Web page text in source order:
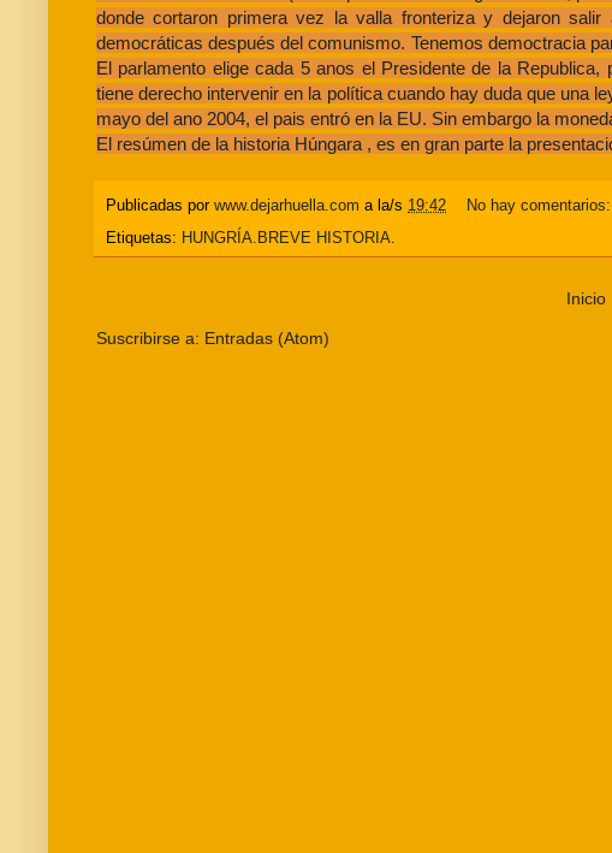
donde cortaron primera vez la valla fronteriza y dejaron
democráticas después del comunismo. Tenemos democtracia
El parlamento elige cada 5 anos el Presidente de la
tiene derecho intervenir en la política cuando hay duda que una
mayo del ano 2004, el pais entró en la EU. Sin embargo la
El resúmen de la historia Húngara , es en gran parte la
Publicadas por www.dejarhuella.com a la/s 19:42
No hay comentarios:
Etiquetas: HUNGRÍA.BREVE HISTORIA.
Inicio
Suscribirse a: Entradas (Atom)